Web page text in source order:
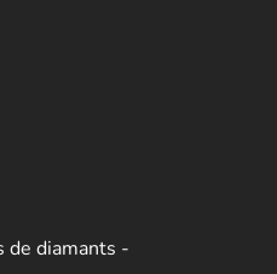
de diamants -